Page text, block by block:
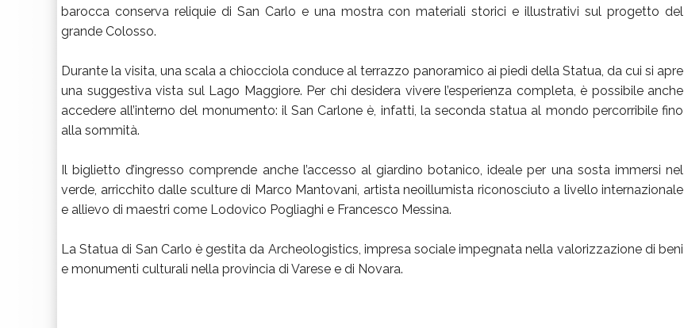
barocca conserva reliquie di San Carlo e una mostra con materiali storici e illustrativi sul progetto del
grande Colosso.
Durante la visita, una scala a chiocciola conduce al terrazzo panoramico ai piedi della Statua, da cui si apre
una suggestiva vista sul Lago Maggiore. Per chi desidera vivere l’esperienza completa, è possibile anche
accedere all’interno del monumento: il San Carlone è, infatti, la seconda statua al mondo percorribile fino
alla sommità.
Il biglietto d’ingresso comprende anche l’accesso al giardino botanico, ideale per una sosta immersi nel
verde, arricchito dalle sculture di Marco Mantovani, artista neoillumista riconosciuto a livello internazionale
e allievo di maestri come Lodovico Pogliaghi e Francesco Messina.
La Statua di San Carlo è gestita da Archeologistics, impresa sociale impegnata nella valorizzazione di beni
e monumenti culturali nella provincia di Varese e di Novara.